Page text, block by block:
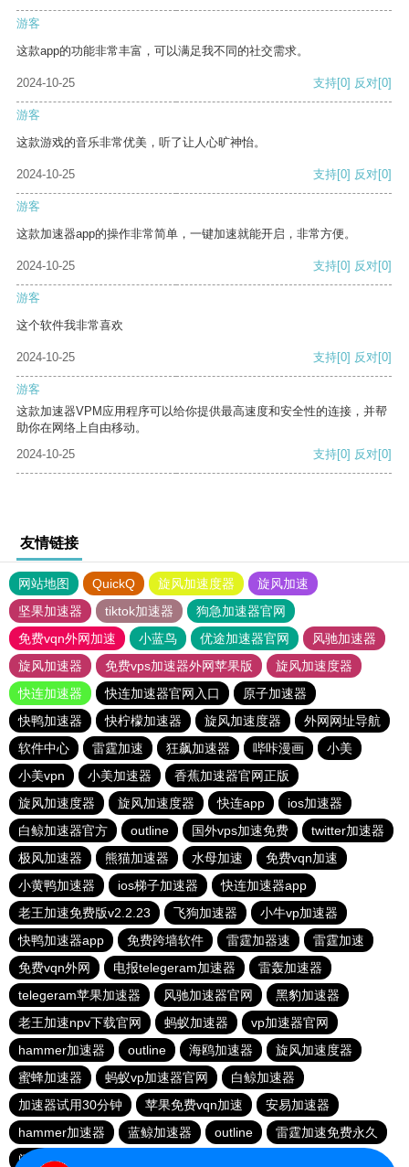
游客
这款app的功能非常丰富，可以满足我不同的社交需求。
2024-10-25 支持[0] 反对[0]
游客
这款游戏的音乐非常优美，听了让人心旷神怡。
2024-10-25 支持[0] 反对[0]
游客
这款加速器app的操作非常简单，一键加速就能开启，非常方便。
2024-10-25 支持[0] 反对[0]
游客
这个软件我非常喜欢
2024-10-25 支持[0] 反对[0]
游客
这款加速器VPM应用程序可以给你提供最高速度和安全性的连接，并帮
助你在网络上自由移动。
2024-10-25
支持[0] 反对[0]
友情链接
网站地图 QuickQ 旋风加速度器
旋风加速
坚果加速器
tiktok加速器
狗急加速器官网
免费vqn外网加速
小蓝鸟 优途加速器官网
风驰加速器
旋风加速器
免费vps加速器外网苹果版
旋风加速度器
快连加速器
快连加速器官网入口
原子加速器
快鸭加速器
快柠檬加速器 旋风加速度器
外网网址导航
软件中心
雷霆加速 狂飙加速器 哔咔漫画
小美
小美vpn
小美加速器
香蕉加速器官网正版
旋风加速度器
旋风加速度器 快连app
ios加速器
白鲸加速器官方
outline 国外vps加速免费
twitter加速器
极风加速器
熊猫加速器 水母加速
免费vqn加速
小黄鸭加速器
ios梯子加速器
快连加速器app
老王加速免费版v2.2.23
飞狗加速器
小牛vp加速器
快鸭加速器app
免费跨墙软件 雷霆加器速
雷霆加速
免费vqn外网
电报telegeram加速器
雷轰加速器
telegeram苹果加速器
风驰加速器官网
黑豹加速器
老王加速npv下载官网
蚂蚁加速器
vp加速器官网
hammer加速器
outline 海鸥加速器
旋风加速度器
蜜蜂加速器
蚂蚁vp加速器官网
白鲸加速器
加速器试用30分钟
苹果免费vqn加速
安易加速器
hammer加速器
蓝鲸加速器 outline
雷霆加速免费永久
闪电加速器